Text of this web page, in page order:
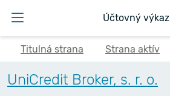
Účtovný výkaz
Titulná strana Strana aktív
UniCredit Broker, s. r. o.